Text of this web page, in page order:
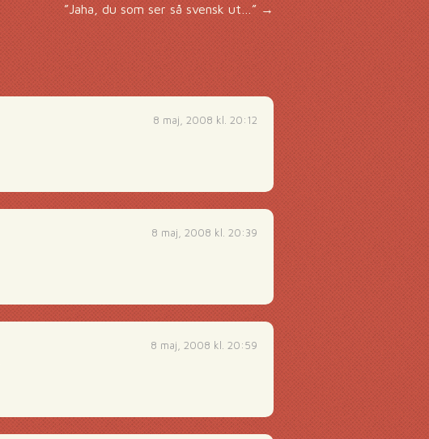
”Jaha, du som ser så svensk ut…” →
8 maj, 2008 kl. 20:12
8 maj, 2008 kl. 20:39
8 maj, 2008 kl. 20:59